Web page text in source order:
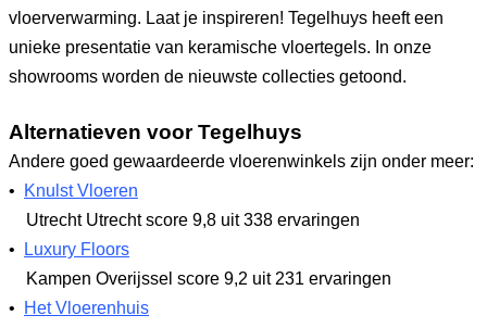
vloerverwarming. Laat je inspireren! Tegelhuys heeft een
unieke presentatie van keramische vloertegels. In onze
showrooms worden de nieuwste collecties getoond.
Alternatieven voor Tegelhuys
Andere goed gewaardeerde vloerenwinkels zijn onder meer:
•
Knulst Vloeren
Utrecht Utrechtscore 9,8 uit 338 ervaringen
•
Luxury Floors
Kampen Overijssel score 9,2 uit 231 ervaringen
•
Het Vloerenhuis